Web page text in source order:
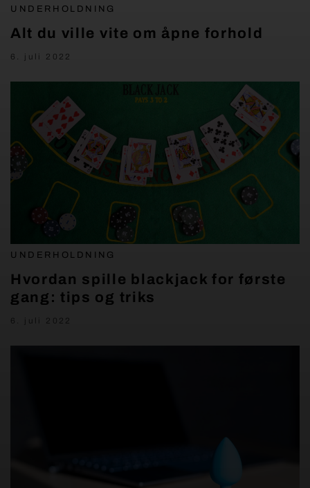
UNDERHOLDNING
Alt du ville vite om åpne forhold
6. juli 2022
UNDERHOLDNING
Hvordan spille blackjack for første
gang: tips og triks
6. juli 2022